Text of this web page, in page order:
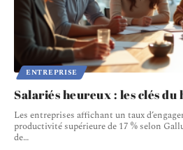
ENTREPRISE
Salariés heureux : les clés
Les entreprises affichant un taux
productivité supérieure de 17 % selon
de…